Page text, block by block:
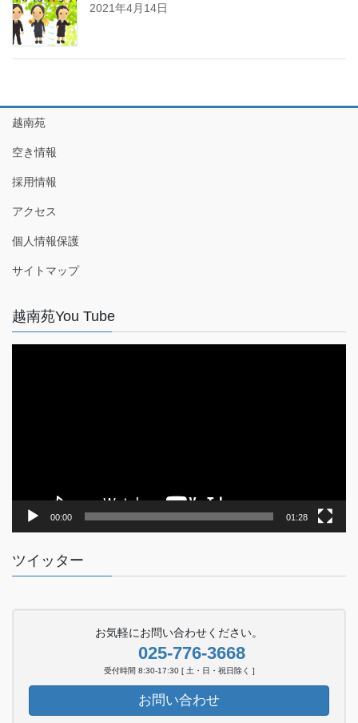
2021年4月14日
越南苑
空き情報
採用情報
アクセス
個人情報保護
サイトマップ
越南苑You Tube
00:00 01:28
ツイッター
お気軽にお問い合わせください。
025-776-3668
受付時間 8:30-17:30 [ 土・日・祝日除く ]
お問い合わせ